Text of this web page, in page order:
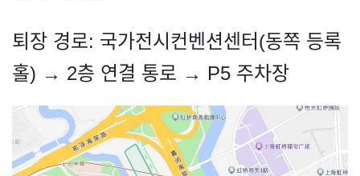
퇴장 경로: 국가전시컨벤션센터(동쪽 등록
홀) → 2층 연결 통로 → P5 주차장